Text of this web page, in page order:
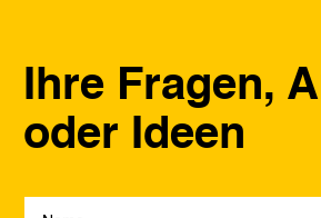
Ihre Fragen,
oder Ideen